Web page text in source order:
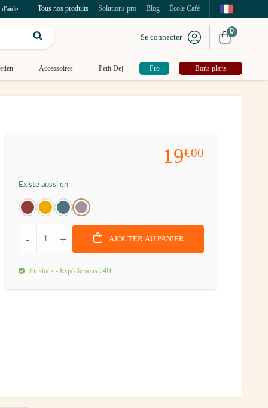
Tous nos produits Solutions pro Blog École Café
Se connecter
0
Accessoires Petit Dej Pro Bons plans
19€00
Existe aussi en
+
- AJOUTER AU PANIER
En stock - Expédié sous 24H